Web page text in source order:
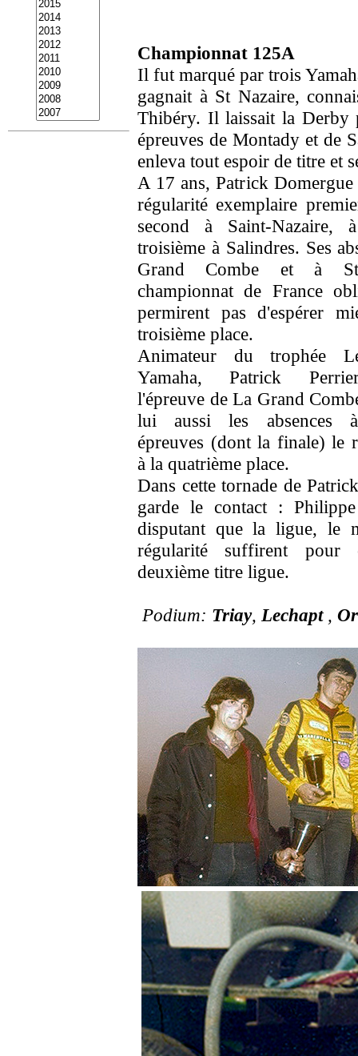
Championnat 125A
Il fut marqué par trois
gagnait à St Nazaire,
Thibéry. Il laissait la Derby
épreuves de Montady et de
enleva tout espoir de titre et
A 17 ans, Patrick
régularité exemplaire
second à Saint-Nazaire,
troisième à Salindres. Ses
Grand Combe et à
championnat de France
permirent pas d'espérer
troisième place.
Animateur du trophée
Yamaha, Patrick
l'épreuve de La Grand
lui aussi les absences
épreuves (dont la finale) le
à la quatrième place.
Dans cette tornade de
garde le contact :
disputant que la ligue, le
régularité suffirent pour
deuxième titre ligue.
Podium: Triay, Lechapt,